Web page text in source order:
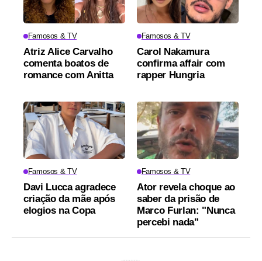
Famosos & TV
Atriz Alice Carvalho
comenta boatos de
romance com Anitta
Famosos & TV
Carol Nakamura
confirma affair com
rapper Hungria
Famosos & TV
Davi Lucca agradece
criação da mãe após
elogios na Copa
Famosos & TV
Ator revela choque ao
saber da prisão de
Marco Furlan: "Nunca
percebi nada"